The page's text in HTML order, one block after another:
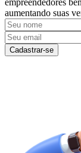
aumentando suas
Cadastrar-se